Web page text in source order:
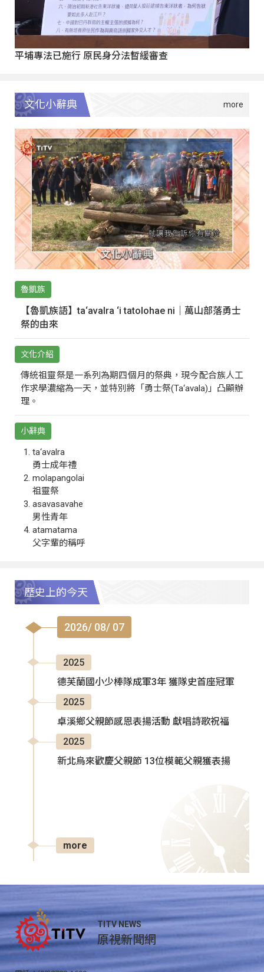
平埔專法已施行 原民身分法暫緩審查
文化小辭典
魯凱族
【魯凱族語】ta‘avalra ‘i tatolohae ni｜萬山部落勇士
祭的由來
文化介紹
傳統祖靈祭是一系列為期四個月的祭典，現今配合族人工
作求學濃縮為一天，並特別將「勇士祭(Ta‘avala)」凸顯辦
理。
小辭典
ta‘avalra
勇士成年禮
molapangolai
祖靈祭
asavasavahe
男性青年
atamatama
父字輩的稱呼
歷史上的今天
2026/ 08/ 07
2025
德芙蘭國小少棒隊成軍3年 獲隊史首座冠軍
2025
卓溪鄉父親節感恩表揚活動 獻唱詩歌祝福
2025
新北烏來歡慶父親節 13位模範父親獲表揚
more
TITV NEWS
原視新聞網